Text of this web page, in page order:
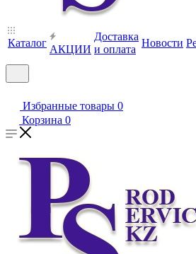
Каталог
АКЦИИ
Доставка
и оплата
Новости
Избранные товары 0
Корзина 0